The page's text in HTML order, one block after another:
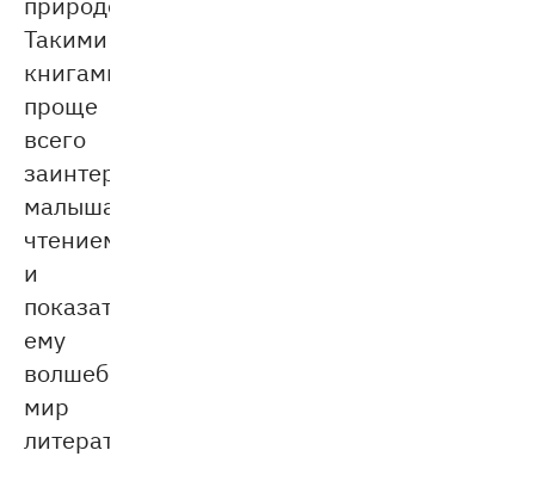
Такими
книгами
проще
всего
заинтересовать
малыша
чтением
и
показать
ему
волшебный
мир
литературы.